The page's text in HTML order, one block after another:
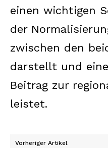
einen wichtigen
der
zwischen den
darstellt und
Beitrag zur
leistet.
Vorheriger Artikel